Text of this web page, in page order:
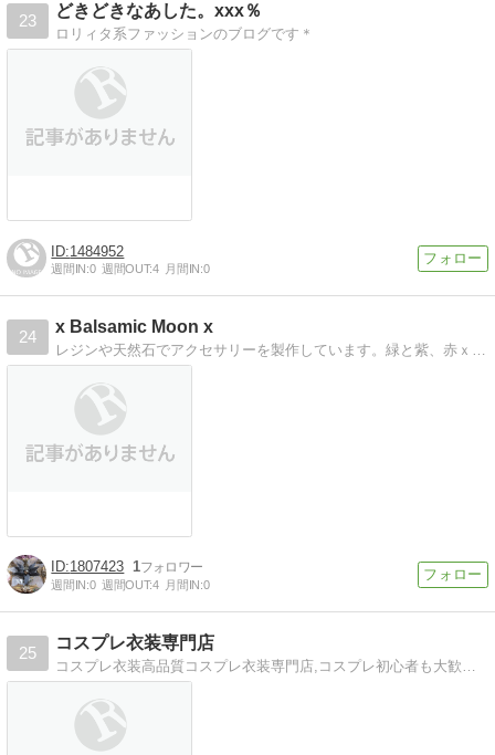
23
どきどきなあした。xxx％
ロリィタ系ファッションのブログです＊
1484952
週間IN:0 週間OUT:4 月間IN:0
24
x Balsamic Moon x
レジンや天然石でアクセサリーを製作しています。緑と紫、赤ｘ黒にこだわったラインナップ。新作やイベント情報などUPしています。時々薔薇のお話もｖ
1807423 1
週間IN:0 週間OUT:4 月間IN:0
25
コスプレ衣装専門店
コスプレ衣装高品質コスプレ衣装専門店,コスプレ初心者も大歓迎！